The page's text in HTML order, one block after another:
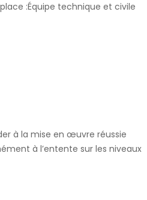
:Équipe technique et civile
à la mise en œuvre réussie
à l’entente sur les niveaux